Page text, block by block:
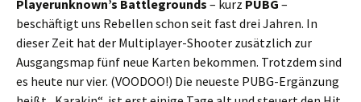
Playerunknown’s Battlegrounds – kurz PUBG –
beschäftigt uns Rebellen schon seit fast drei Jahren. In
dieser Zeit hat der Multiplayer-Shooter zusätzlich zur
Ausgangsmap fünf neue Karten bekommen. Trotzdem sind
es heute nur vier. (VOODOO!) Die neueste PUBG-Ergänzung